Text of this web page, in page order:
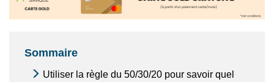
Sommaire
Utiliser la règle du 50/30/20 pour savoir quel